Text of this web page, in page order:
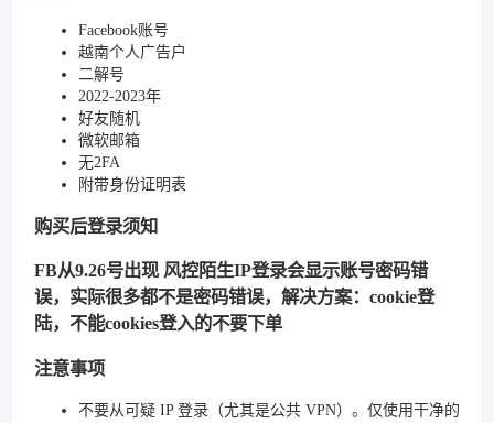
Facebook账号
越南个人广告户
二解号
2022-2023年
好友随机
微软邮箱
无2FA
附带身份证明表
购买后登录须知
FB从9.26号出现 风控陌生IP登录会显示账号密码错
误，实际很多都不是密码错误，解决方案：cookie登
陆，不能cookies登入的不要下单
注意事项
不要从可疑 IP 登录（尤其是公共 VPN）。仅使用干净的